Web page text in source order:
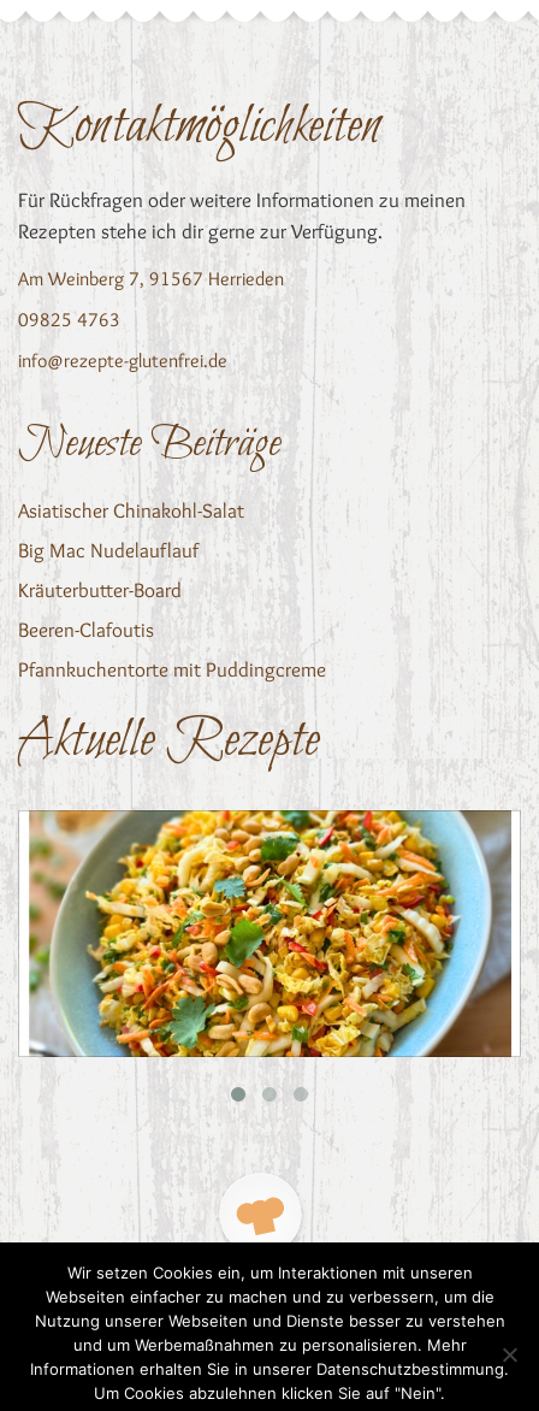
Kontaktmöglichkeiten
Für Rückfragen oder weitere Informationen zu meinen
Rezepten stehe ich dir gerne zur Verfügung.
Am Weinberg 7, 91567 Herrieden
09825 4763
info@rezepte-glutenfrei.de
Neueste Beiträge
Asiatischer Chinakohl-Salat
Big Mac Nudelauflauf
Kräuterbutter-Board
Beeren-Clafoutis
Pfannkuchentorte mit Puddingcreme
Aktuelle Rezepte
Asiatischer Chinakohl-Salat
2015 CookPress. All right reserved.Datenschutz
Wir setzen Cookies ein, um Interaktionen mit unseren
Webseiten einfacher zu machen und zu verbessern, um die
Nutzung unserer Webseiten und Dienste besser zu verstehen
und um Werbemaßnahmen zu personalisieren. Mehr
Informationen erhalten Sie in unserer Datenschutzbestimmung.
Um Cookies abzulehnen klicken Sie auf "Nein".